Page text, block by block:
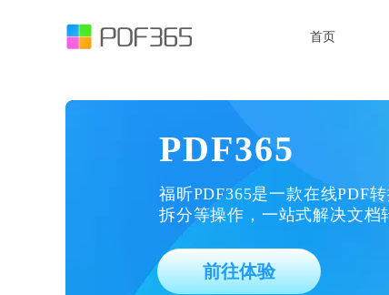
首页
PDF365
福昕PDF365是一款在线PDF
拆分等操作，一站式解决文档
前往体验